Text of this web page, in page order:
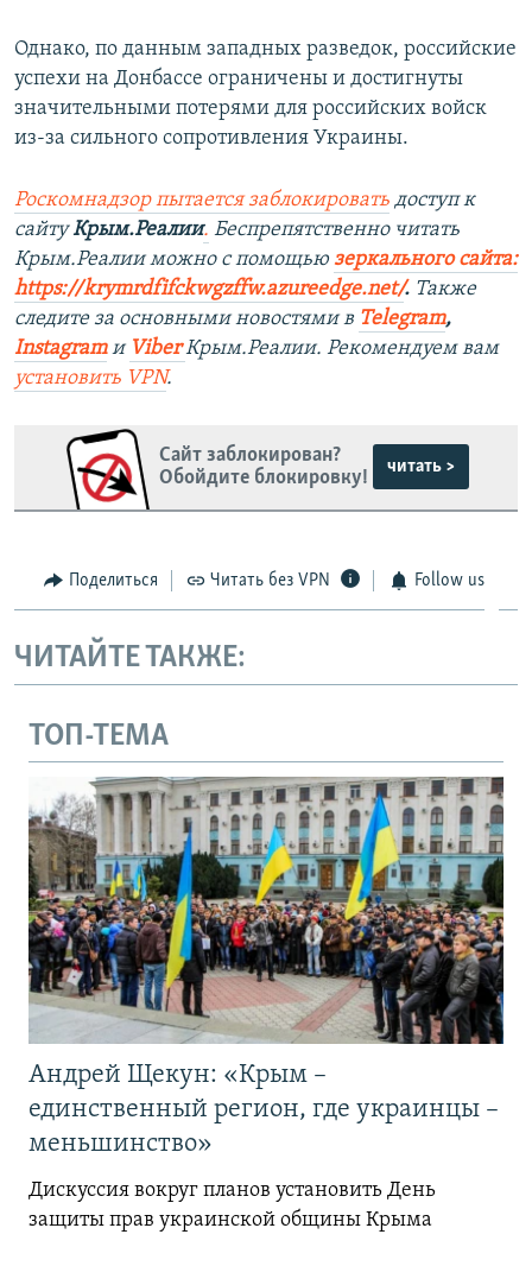
Однако, по данным западных разведок, российские
успехи на Донбассе ограничены и достигнуты
значительными потерями для российских войск
из-за сильного сопротивления Украины.
Роскомнадзор пытается заблокировать доступ к
сайтуКрым.Реалии. Беспрепятственно читать
Крым.Реалии можно с помощью зеркального сайта:
https://krymrdfifckwgzffw.azureedge.net/. ​ Также
следите за основными новостями в Telegram,
Instagram и ViberКрым.Реалии. Рекомендуем вам
установить VPN.
Сайт заблокирован?
Обойдите блокировку!
читать >
Поделиться Читать без VPN Follow us
ЧИТАЙТЕ ТАКЖЕ:
ТОП-ТЕМА
Андрей Щекун: «Крым –
единственный регион, где украинцы –
меньшинство»
Дискуссия вокруг планов установить День
защиты прав украинской общины Крыма